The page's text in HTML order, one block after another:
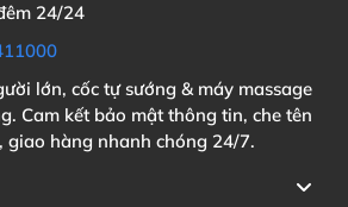
24/24
lớn, cốc tự sướng & máy massage
Cam kết bảo mật thông tin, che tên
giao hàng nhanh chóng 24/7.